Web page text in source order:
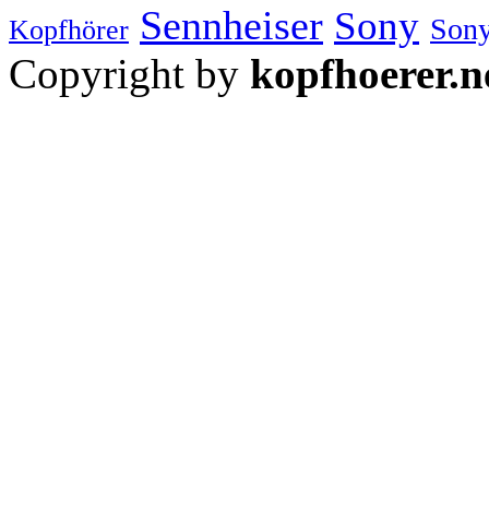
Kopfhörer Sennheiser Sony
Copyright by